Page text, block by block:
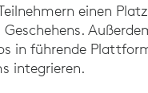
einen
Geschehens.
in führende
integrieren.